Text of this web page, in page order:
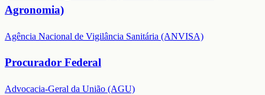
Agronomia)
Agência Nacional de Vigilância Sanitária (ANVISA)
Procurador Federal
Advocacia-Geral da União (AGU)